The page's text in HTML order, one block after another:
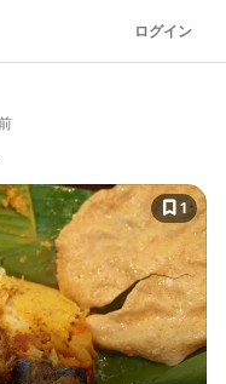
ログイン
1